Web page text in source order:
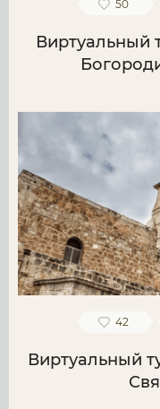
50
Виртуальный
42
Виртуальный